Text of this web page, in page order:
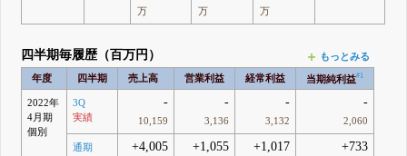
万
万
万
四半期毎履歴（百万円）
もっとみる
年度
四半期 売上高 営業利益 経常利益 当期純利益#1
2022年
4月期
個別
3Q
実績
-
10,159
-
3,136
-
3,132
-
2,060
通期
+4,005 +1,055 +1,017 +733